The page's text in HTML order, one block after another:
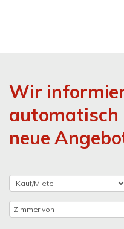
Wir
automatisch
neue